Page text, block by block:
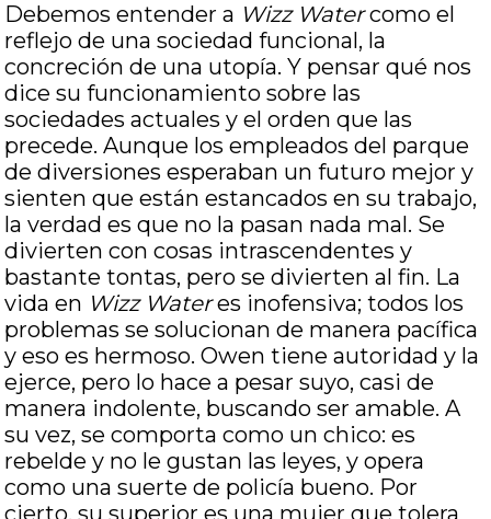
Debemos entender a Wizz Watercomo el
reflejo de una sociedad funcional, la
concreción de una utopía. Y pensar qué nos
dice su funcionamiento sobre las
sociedades actuales y el orden que las
precede. Aunque los empleados del parque
de diversiones esperaban un futuro mejor y
sienten que están estancados en su trabajo,
la verdad es que no la pasan nada mal. Se
divierten con cosas intrascendentes y
bastante tontas, pero se divierten al fin. La
vida en Wizz Wateres inofensiva; todos los
problemas se solucionan de manera pacífica
y eso es hermoso. Owen tiene autoridad y la
ejerce, pero lo hace a pesar suyo, casi de
manera indolente, buscando ser amable. A
su vez, se comporta como un chico: es
rebelde y no le gustan las leyes, y opera
como una suerte de policía bueno. Por
cierto, su superior es una mujer que tolera